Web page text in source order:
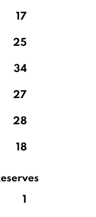
17
25
34
27
28
18
1